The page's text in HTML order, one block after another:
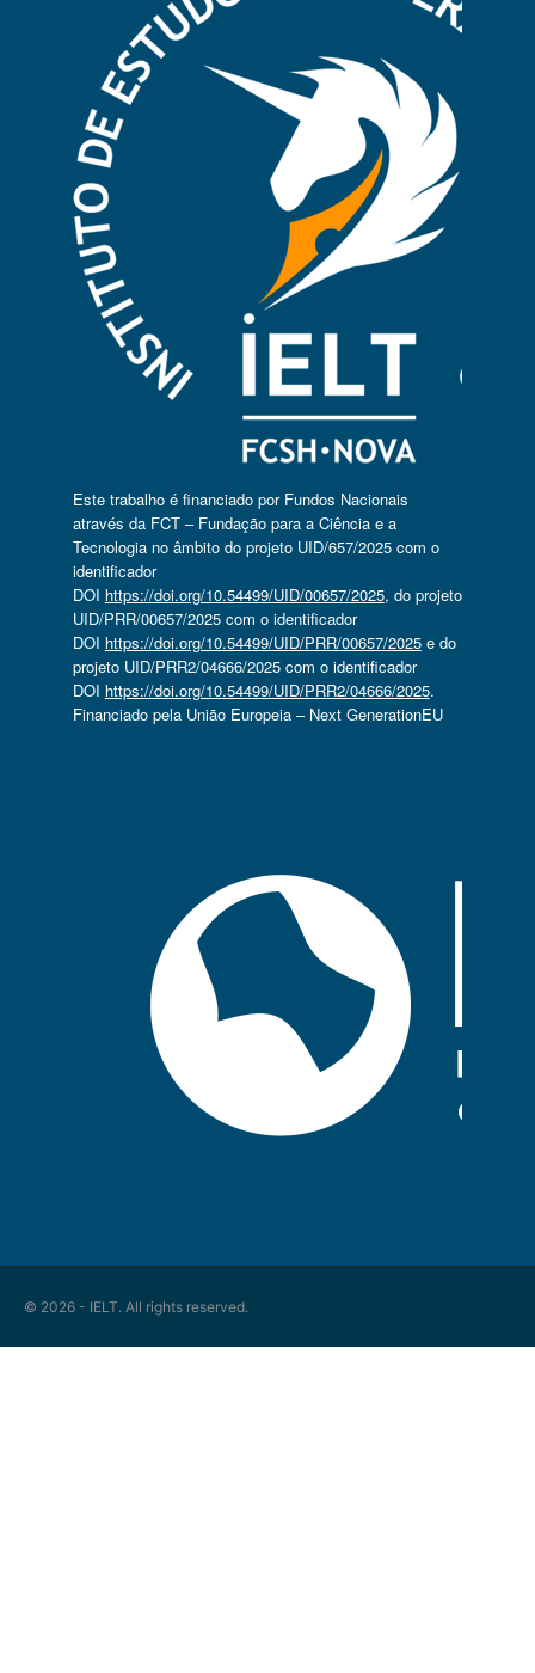
Este trabalho é financiado por Fundos Nacionais
através da FCT – Fundação para a Ciência e a
Tecnologia no âmbito do projeto UID/657/2025 com o
identificador
DOI https://doi.org/10.54499/UID/00657/2025, do projeto
UID/PRR/00657/2025 com o identificador
DOI https://doi.org/10.54499/UID/PRR/00657/2025e do
projeto UID/PRR2/04666/2025 com o identificador
DOI https://doi.org/10.54499/UID/PRR2/04666/2025.
Financiado pela União Europeia – Next GenerationEU
© 2026 - IELT. All rights reserved.